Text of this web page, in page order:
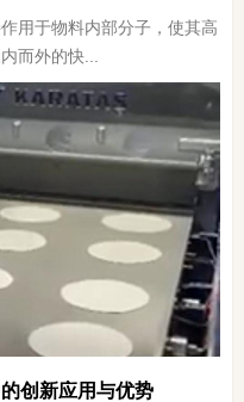
用于物料内部分子，使其高
而外的快...
创新应用与优势